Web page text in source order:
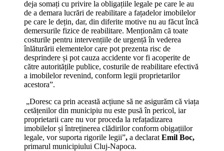
deja somați cu privire la obligațiile legale pe care le au
de a demara lucrări de reabilitare a fațadelor imobilelor
pe care le dețin, dar, din diferite motive nu au făcut încă
demersurile fizice de reabilitare. Menționăm că toate
costurile pentru intervențiile de urgență în vederea
înlăturării elementelor care pot prezenta risc de
desprindere și pot cauza accidente vor fi acoperite de
către autoritățile publice, costurile de reabilitare efectivă
a imobilelor revenind, conform legii proprietarilor
acestora”.
„Doresc ca prin această acțiune să ne asigurăm că viața
cetățenilor din municipiu nu este pusă în pericol, iar
proprietarii care nu vor proceda la refațadizarea
imobilelor și întreținerea clădirilor conform obigațiilor
legale, vor suporta rigorile legii”, a declarat Emil Boc,
primarul municipiului Cluj-Napoca.